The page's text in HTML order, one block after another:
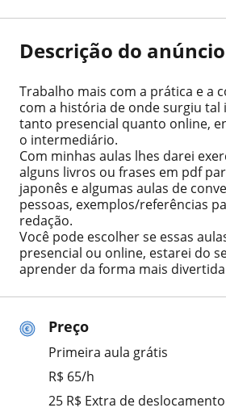
Preço
Primeira aula grátis
R$ 65/h
25 R$ Extra de deslocamento
Descrição do anúncio
Trabalho mais com a prática e a
com a história de onde surgiu tal
tanto presencial quanto online,
o intermediário.
Com minhas aulas lhes darei
alguns livros ou frases em pdf
japonês e algumas aulas de
pessoas, exemplos/referências
redação.
Você pode escolher se essas
presencial ou online, estarei do
aprender da forma mais